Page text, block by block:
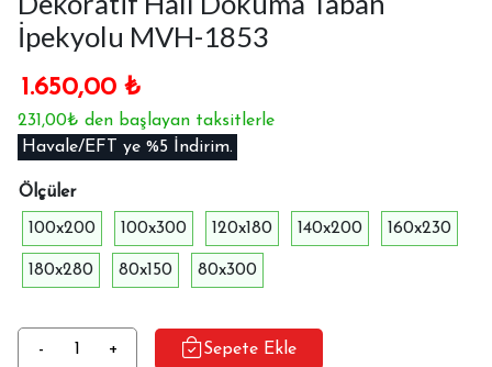
İpekyolu MVH-1853
1.650,00 ₺
231,00₺ den başlayan taksitlerle
Havale/EFT ye %5 İndirim.
Ölçüler
100x200 100x300 120x180 140x200 160x230
180x280 80x150 80x300
-
Dekoratif
+ Sepete Ekle